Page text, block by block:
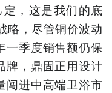
，这是我们的底
略，尽管铜价波动
一季度销售额仍保
牌，鼎固正用设计
闯进中高端卫浴市